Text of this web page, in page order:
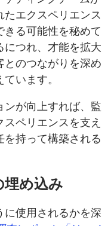
たエクスペリエンス
きる可能性を秘めて
につれ、才能を拡大
とのつながりを深め
います。
ンが向上すれば、監
ペリエンスを支え
を持って構築される
め込み
に使用されるかを深